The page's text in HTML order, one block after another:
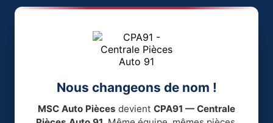
Nous changeons de nom !
MSC Auto Pièces devient CPA91 — Centrale